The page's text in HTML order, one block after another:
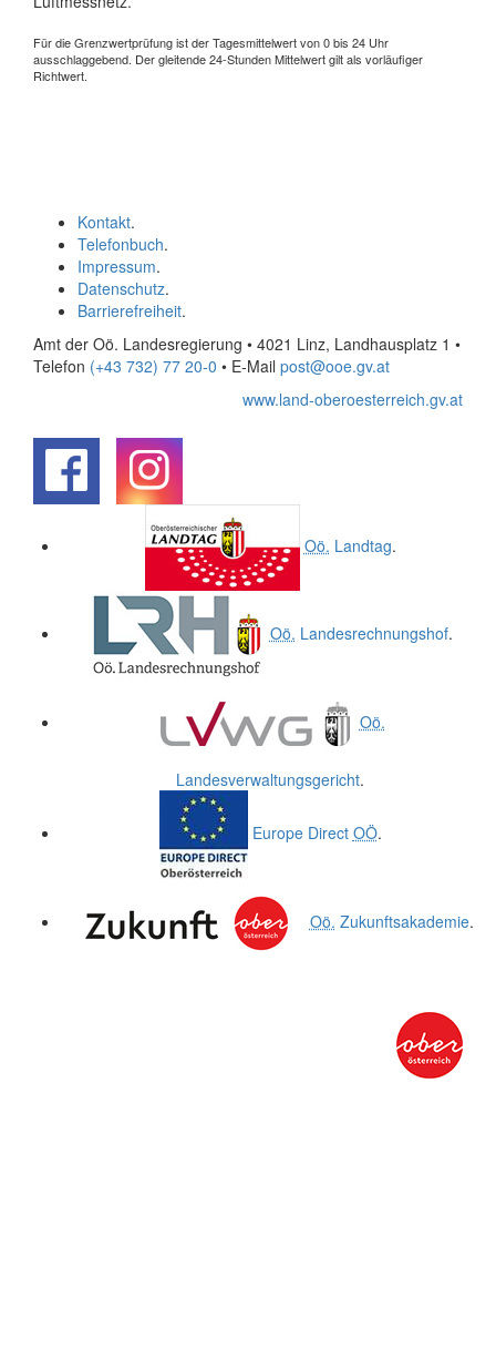
Für die Grenzwertprüfung ist der Tagesmittelwert von 0 bis 24 Uhr
ausschlaggebend. Der gleitende 24-Stunden Mittelwert gilt als vorläufiger
Richtwert.
Kontakt.
Telefonbuch.
Impressum.
Datenschutz.
Barrierefreiheit.
Amt der Oö. Landesregierung • 4021 Linz, Landhausplatz 1 •
Telefon (+43 732) 77 20-0 • E-Mail post@ooe.gv.at
www.land-oberoesterreich.gv.at
Oö. Landtag.
Oö. Landesrechnungshof.
Oö.
Landesverwaltungsgericht.
Europe Direct OÖ.
Oö. Zukunftsakademie.